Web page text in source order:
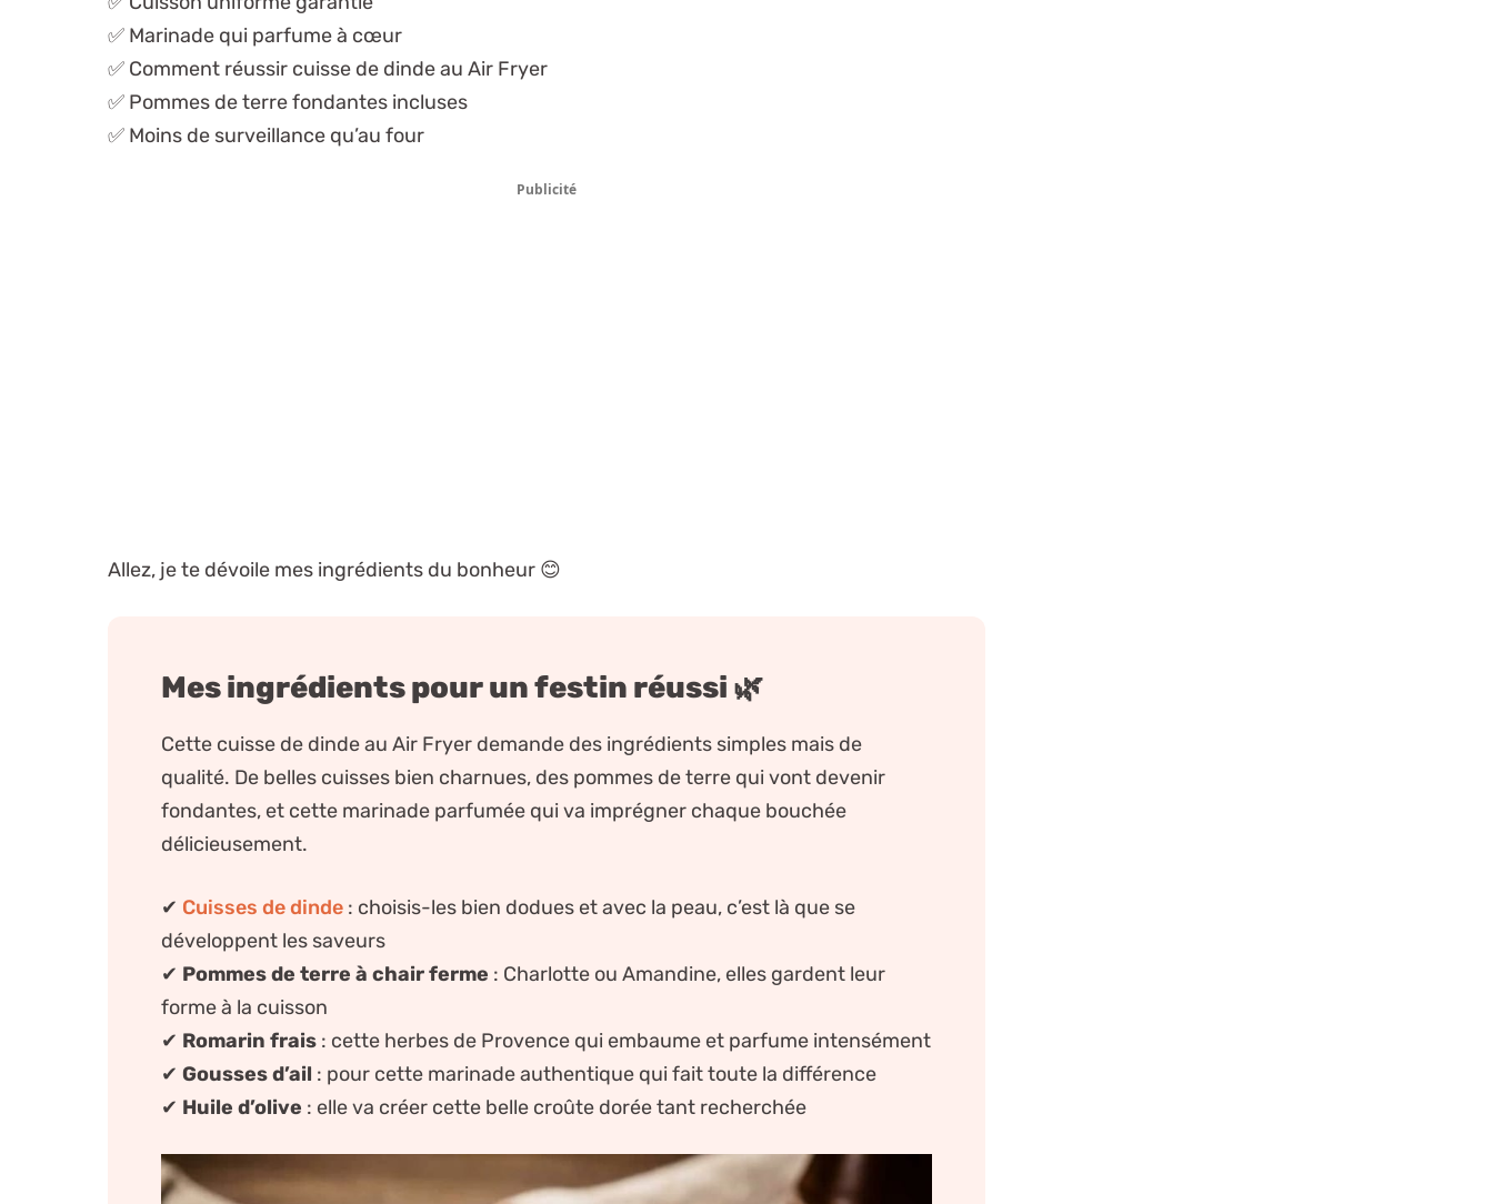
✅ Marinade qui parfume à cœur
✅ Comment réussir cuisse de dinde au Air Fryer
✅ Pommes de terre fondantes incluses
✅ Moins de surveillance qu’au four
Publicité
Allez, je te dévoile mes ingrédients du bonheur 😊
Mes ingrédients pour un festin réussi 🌿
Cette cuisse de dinde au Air Fryer demande des ingrédients simples mais de
qualité. De belles cuisses bien charnues, des pommes de terre qui vont devenir
fondantes, et cette marinade parfumée qui va imprégner chaque bouchée
délicieusement.
✔ Cuisses de dinde : choisis-les bien dodues et avec la peau, c’est là que se
développent les saveurs
✔ Pommes de terre à chair ferme : Charlotte ou Amandine, elles gardent leur
forme à la cuisson
✔ Romarin frais : cette herbes de Provence qui embaume et parfume intensément
✔ Gousses d’ail : pour cette marinade authentique qui fait toute la différence
✔ Huile d’olive : elle va créer cette belle croûte dorée tant recherchée